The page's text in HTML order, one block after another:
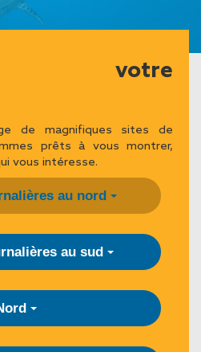
votre
de magnifiques sites de
prêts à vous montrer,
vous intéresse.
au nord
au sud